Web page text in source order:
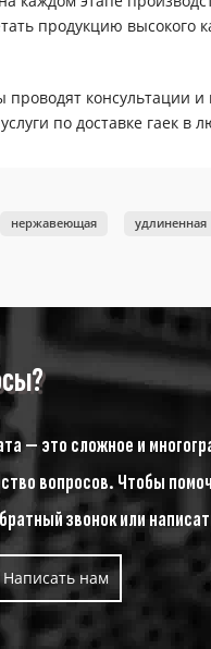
продукцию высокого
консультации
по доставке гаек в
нержавеющая удлиненная
— это сложное и
вопросов. Чтобы
звонок или
Написать нам